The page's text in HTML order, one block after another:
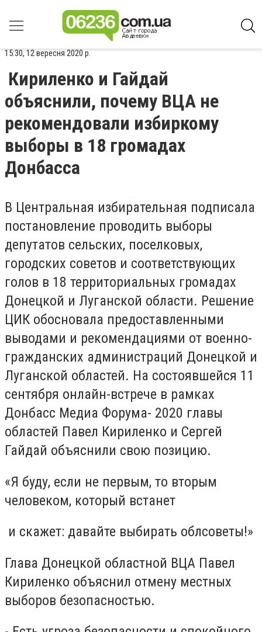
15:30, 12 вересня 2020 р.
Кириленко и Гайдай
объяснили, почему ВЦА не
рекомендовали избиркому
выборы в 18 громадах
Донбасса
В Центральная избирательная подписала
постановление проводить выборы
депутатов сельских, поселковых,
городских советов и соответствующих
голов в 18 территориальных громадах
Донецкой и Луганской области. Решение
ЦИК обосновала предоставленными
выводами и рекомендациями от военно-
гражданских администраций Донецкой и
Луганской областей. На состоявшейся 11
сентября онлайн-встрече в рамках
Донбасс Медиа Форума- 2020 главы
областей Павел Кириленко и Сергей
Гайдай объяснили свою позицию.
«Я буду, если не первым, то вторым
человеком, который встанет
и скажет: давайте выбирать облсоветы!»
Глава Донецкой областной ВЦА Павел
Кириленко объяснил отмену местных
выборов безопасностью.